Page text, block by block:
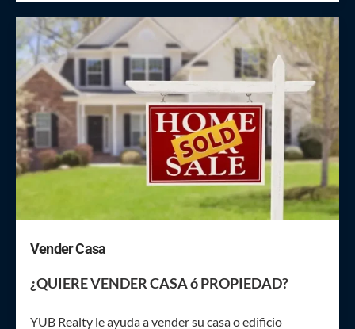
Vender Casa
¿QUIERE VENDER CASA ó PROPIEDAD?
YUB Realty le ayuda a vender su casa o edificio